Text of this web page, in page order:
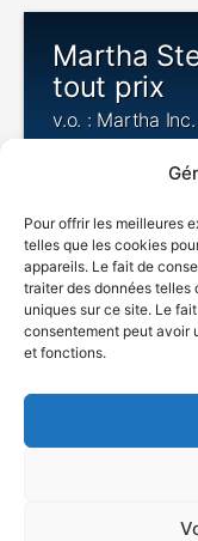
Pour offrir les meilleures
telles que les cookies
appareils. Le fait de
traiter des données telles
uniques sur ce site. Le
consentement peut avoir
et fonctions.
Martha
tout prix
v.o. : Martha
2003
National